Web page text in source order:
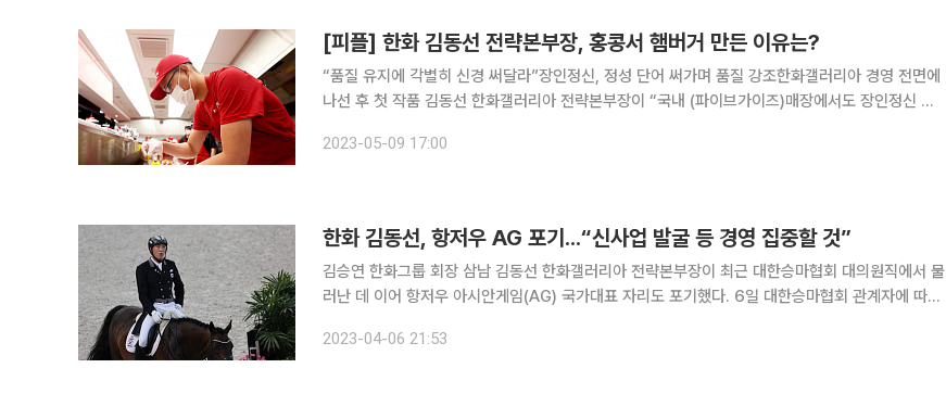
[피플] 한화 김동선 전략본부장, 홍콩서 햄버거 만든 이유는?
“품질 유지에 각별히 신경 써달라”장인정신, 정성 단어 써가며 품질 강조한화갤러리아 경영 전면에
나선 후 첫 작품 김동선 한화갤러리아 전략본부장이 “국내 (파이브가이즈)매장에서도 장인정신 수
이틀에 걸쳐 홍콩 내 주요 파이브가이즈 매장 2곳에서 진행된 현장
2023-05-09 17:00
한화 김동선, 항저우 AG 포기...“신사업 발굴 등 경영 집중할 것”
김승연 한화그룹 회장 삼남 김동선 한화갤러리아 전략본부장이 최근 대한승마협회 대의원직에서 물
러난 데 이어 항저우 아시안게임(AG) 국가대표 자리도 포기했다. 6일 대한승마협회 관계자에 따르
밝혔다. 김 본부장은 지난해 4월 국가대표 선발전에서 AG 승마 마장마
2023-04-06 21:53